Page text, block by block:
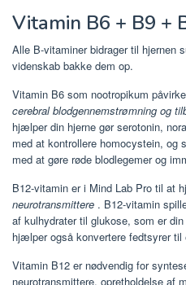
Vitamin B6 + B9 +
Alle B-vitaminer bidrager til hjernen
videnskab bakke dem op.
Vitamin B6 som nootropikum
cerebral blodgennemstrømning og
hjælper din hjerne gør serotonin,
med at kontrollere homocystein,
med at gøre røde blodlegemer og
B12-vitamin er i Mind Lab Pro til at
neurotransmittere . B12-vitamin
af kulhydrater til glukose, som er
hjælper også konvertere fedtsyrer til
Vitamin B12 er nødvendig for
neurotransmittere, opretholdelse af